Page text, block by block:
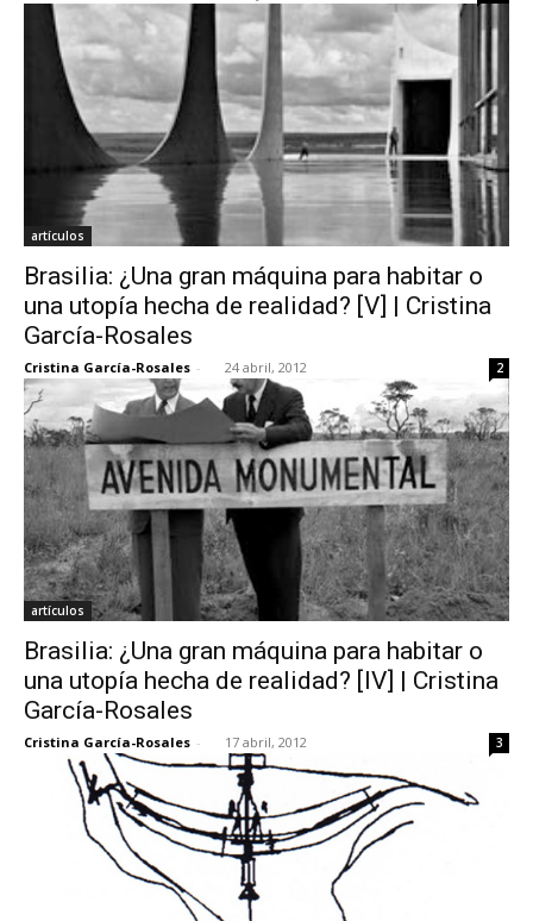
artículos
Brasilia: ¿Una gran máquina para habitar o
una utopía hecha de realidad? [V] | Cristina
García-Rosales
Cristina García-Rosales - 24 abril, 2012 2
artículos
Brasilia: ¿Una gran máquina para habitar o
una utopía hecha de realidad? [IV] | Cristina
García-Rosales
Cristina García-Rosales - 17 abril, 2012 3